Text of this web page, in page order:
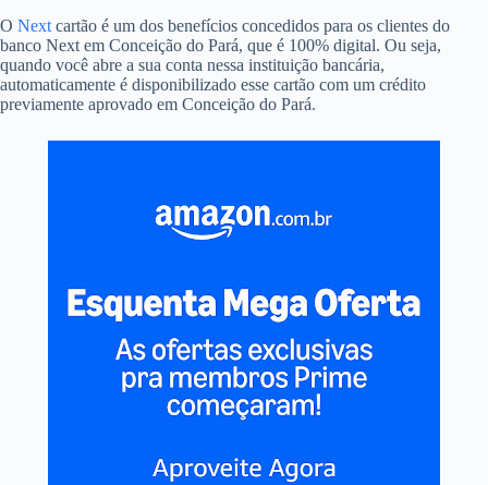
O Next cartão é um dos benefícios concedidos para os clientes do
banco Next em Conceição do Pará, que é 100% digital. Ou seja,
quando você abre a sua conta nessa instituição bancária,
automaticamente é disponibilizado esse cartão com um crédito
previamente aprovado em Conceição do Pará.